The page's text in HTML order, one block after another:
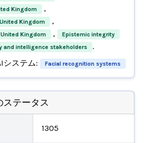
Kingdom ,
Kingdom ,
Kingdom , Epistemic integrity
and intelligence stakeholders
.
システム:
Facial recognition systems
ステータス
1305